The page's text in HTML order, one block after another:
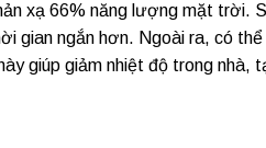
xạ 66% năng lượng mặt trời.
gian ngắn hơn. Ngoài ra, có
giúp giảm nhiệt độ trong nhà,